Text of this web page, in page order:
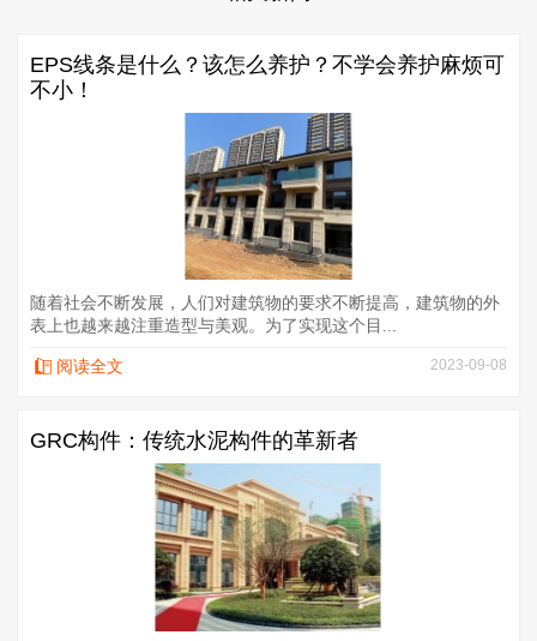
EPS线条是什么？该怎么养护？不学会养护麻烦可
不小！
随着社会不断发展，人们对建筑物的要求不断提高，建筑物的外
表上也越来越注重造型与美观。为了实现这个目...
阅读全文 2023-09-08
GRC构件：传统水泥构件的革新者